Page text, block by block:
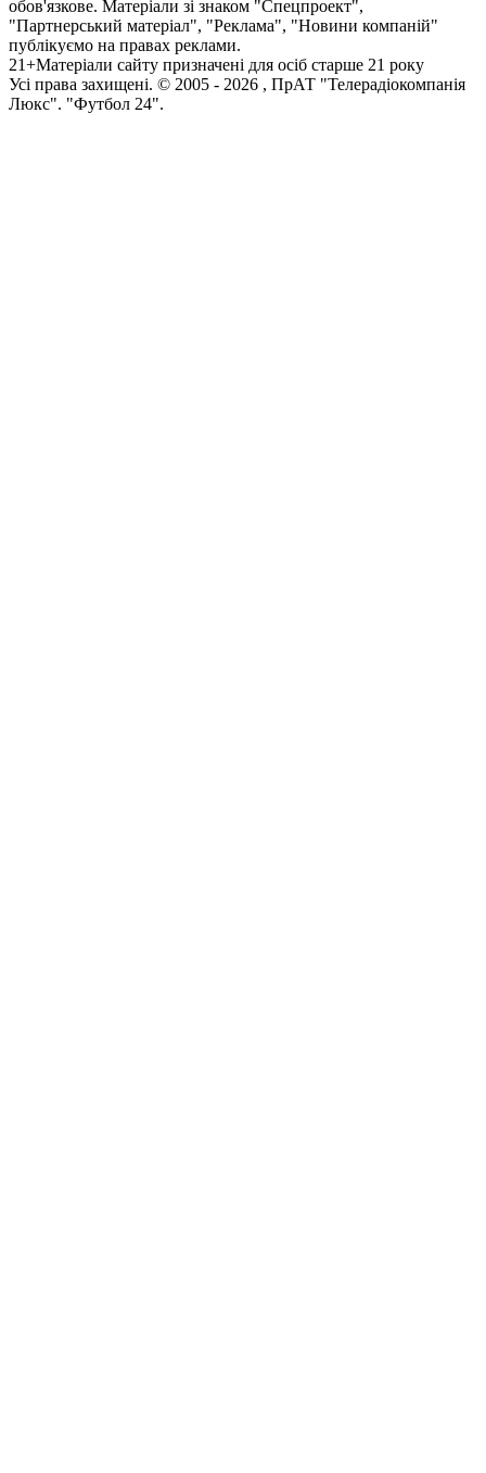
обов'язкове. Матеріали зі знаком "Спецпроект",
"Партнерський матеріал", "Реклама", "Новини компаній"
публікуємо на правах реклами.
21+Матеріали сайту призначені для осіб старше 21 року
Усi права захищенi. © 2005 - 2026 , ПрАТ "Телерадіокомпанія
Люкс". "Футбол 24".